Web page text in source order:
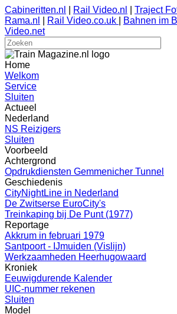
Cabineritten.nl Rail Video.nl Traject
Rama.nl
Rail Video.co.uk Bahnen im
Video.net
Home
Welkom
Service
Sluiten
Actueel
Nederland
NS Reizigers
Sluiten
Voorbeeld
Achtergrond
Opdrukdiensten Gemmenicher Tunnel
Geschiedenis
CityNightLine in Nederland
De Zwitserse EuroCity's
Treinkaping bij De Punt (1977)
Reportage
Akkrum in februari 1979
Santpoort - IJmuiden (Vislijn)
Werkzaamheden Heerhugowaard
Kroniek
Eeuwigdurende Kalender
UIC-nummer rekenen
Sluiten
Model